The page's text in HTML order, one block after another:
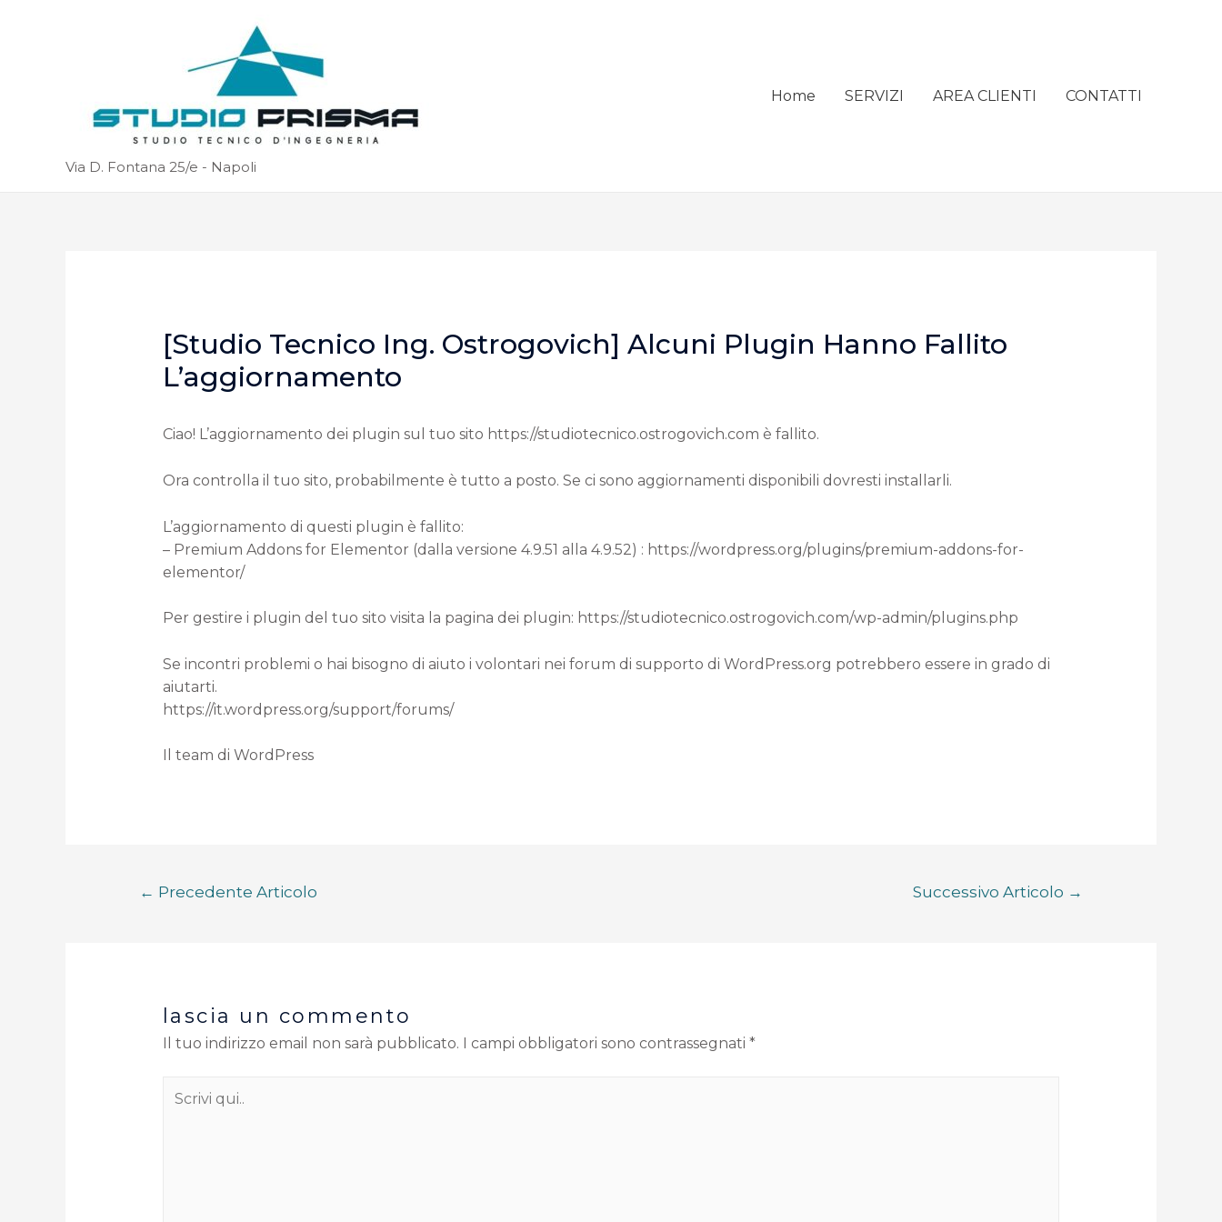
Via D. Fontana 25/e - Napoli
Home SERVIZI AREA CLIENTI CONTATTI
[Studio Tecnico Ing. Ostrogovich] Alcuni Plugin Hanno Fallito
L’aggiornamento
Ciao! L’aggiornamento dei plugin sul tuo sito https://studiotecnico.ostrogovich.com è fallito.
Ora controlla il tuo sito, probabilmente è tutto a posto. Se ci sono aggiornamenti disponibili dovresti installarli.
L’aggiornamento di questi plugin è fallito:
– Premium Addons for Elementor (dalla versione 4.9.51 alla 4.9.52) : https://wordpress.org/plugins/premium-addons-for-
elementor/
Per gestire i plugin del tuo sito visita la pagina dei plugin: https://studiotecnico.ostrogovich.com/wp-admin/plugins.php
Se incontri problemi o hai bisogno di aiuto i volontari nei forum di supporto di WordPress.org potrebbero essere in grado di
aiutarti.
https://it.wordpress.org/support/forums/
Il team di WordPress
← Precedente Articolo Successivo Articolo →
lascia un commento
Il tuo indirizzo email non sarà pubblicato. I campi obbligatori sono contrassegnati *